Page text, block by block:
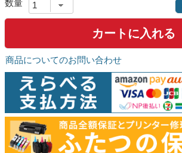
カートに入れる
商品についてのお問い合わせ